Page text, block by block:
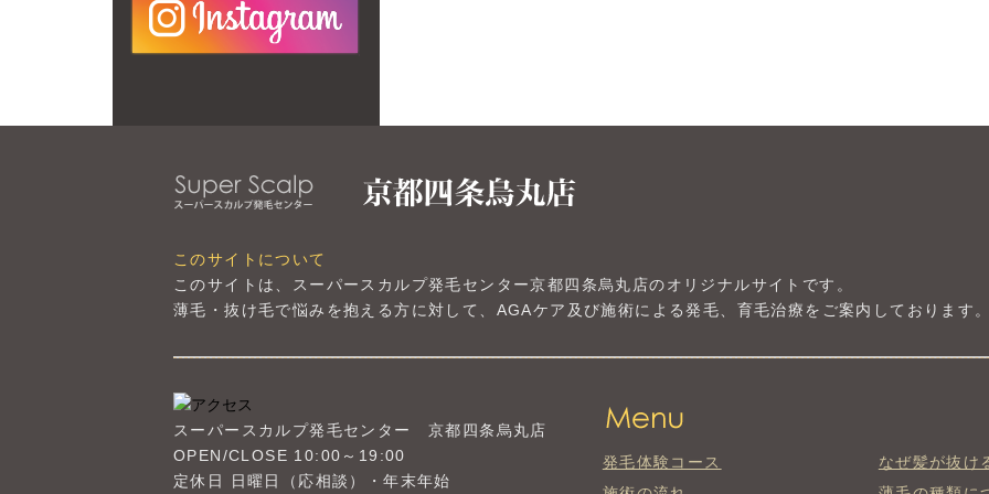
このサイトについて
このサイトは、スーパースカルプ発毛センター京都四条烏丸店のオリジナルサイトです。
薄毛・抜け毛で悩みを抱える方に対して、AGAケア及び施術による発毛、育毛治療をご案内しております。
スーパースカルプ発毛センター 京都四条烏丸店
OPEN/CLOSE 10:00～19:00
定休日 日曜日（応相談）・年末年始
発毛体験コース
なぜ髪が抜け